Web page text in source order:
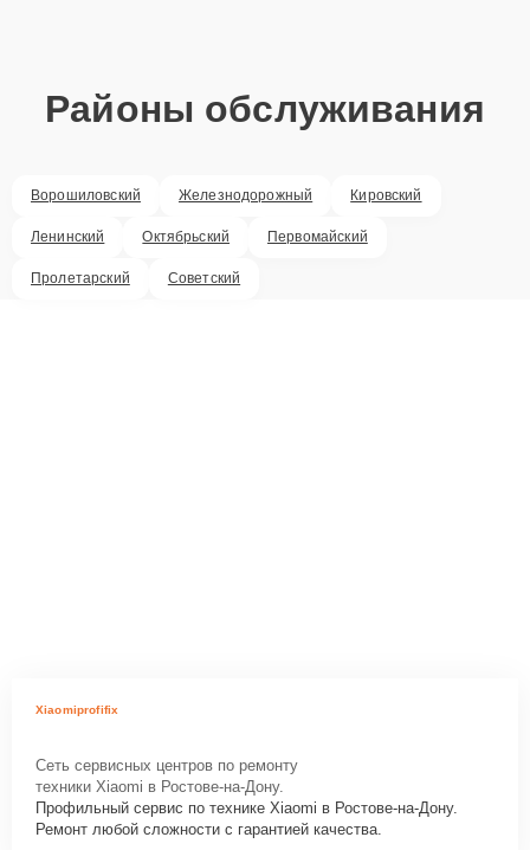
Районы обслуживания
Ворошиловский Железнодорожный Кировский
Ленинский Октябрьский Первомайский
Пролетарский Советский
Xiaomiprofifix
Сеть сервисных центров по ремонту
техники Xiaomi в Ростове-на-Дону.
Профильный сервис по технике Xiaomi в Ростове-на-Дону.
Ремонт любой сложности с гарантией качества.